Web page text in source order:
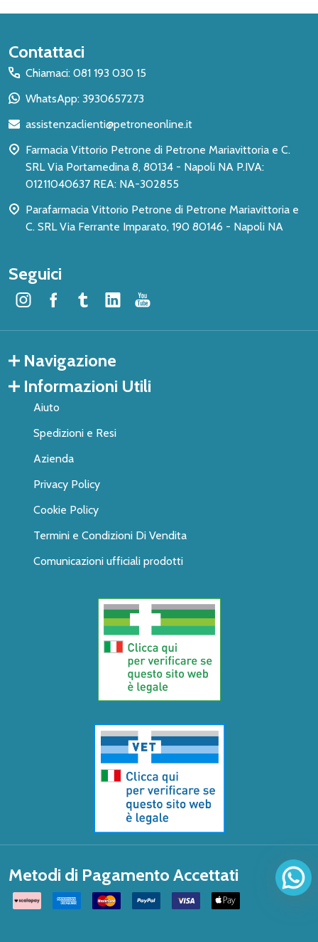
Inizio
del
piè
pagina
Contattaci
Chiamaci: 081 193 030 15
WhatsApp: 3930657273
assistenzaclienti@petroneonline.it
Farmacia Vittorio Petrone di Petrone Mariavittoria e C.
SRL Via Portamedina 8, 80134 - Napoli NA P.IVA:
01211040637 REA: NA-302855
Parafarmacia Vittorio Petrone di Petrone Mariavittoria e
C. SRL Via Ferrante Imparato, 190 80146 - Napoli NA
Seguici
Navigazione
Informazioni Utili
Aiuto
Spedizioni e Resi
Azienda
Privacy Policy
Cookie Policy
Termini e Condizioni Di Vendita
Comunicazioni ufficiali prodotti
Metodi di Pagamento Accettati